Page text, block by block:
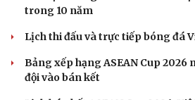
Kawasaki KLE 500 2026 ra mắt
2,9 tỷ đồng